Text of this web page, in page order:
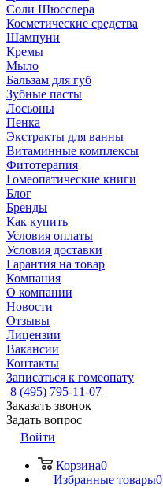
Соли Шюсслера
Косметические средства
Шампуни
Кремы
Мыло
Бальзам для губ
Зубные пасты
Лосьоны
Пенка
Экстракты для ванны
Витаминные комплексы
Фитотерапия
Гомеопатические книги
Блог
Бренды
Как купить
Условия оплаты
Условия доставки
Гарантия на товар
Компания
О компании
Новости
Отзывы
Лицензии
Вакансии
Контакты
Записаться к гомеопату
8 (495) 795-11-07
Заказать звонок
Задать вопрос
Войти
Корзина0
Избранные товары0